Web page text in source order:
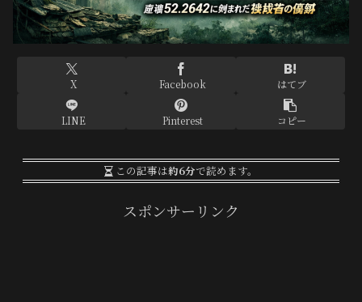
X Facebook はてブ
LINE Pinterest コピー
この記事は約6分で読めます。
スポンサーリンク